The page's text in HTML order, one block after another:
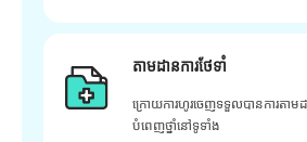
តាមដានការថែទាំ
ក្រោយ​ការ​ហូរ​ចេញ​ទទួល​បាន​ការ​តាមដ
បំពេញ​ថ្នាំ​នៅ​ទូទាំង​